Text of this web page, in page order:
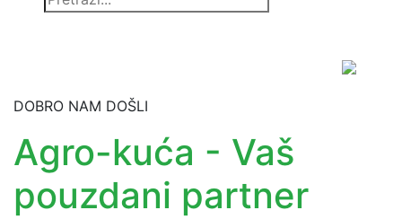
DOBRO NAM DOŠLI
Agro-kuća - Vaš
pouzdani partner